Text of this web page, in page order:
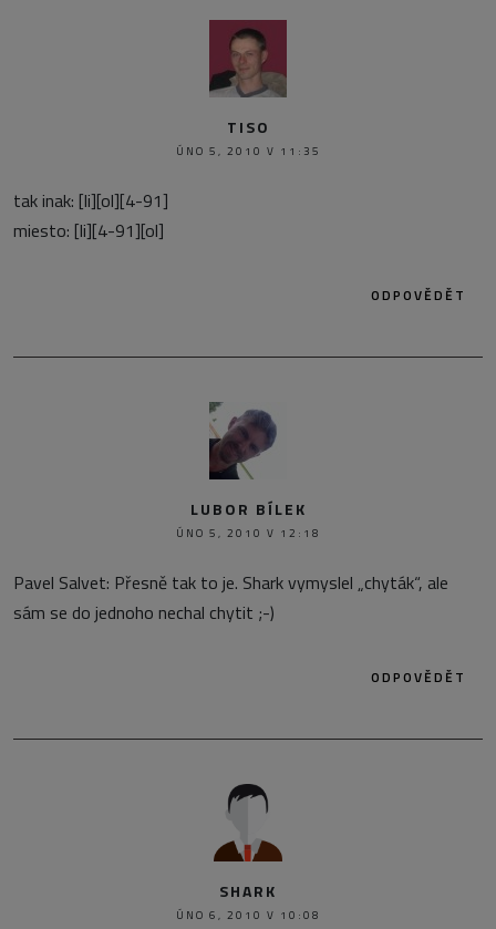
TISO
ÚNO 5, 2010 V 11:35
tak inak: [li][ol][4-91]
miesto: [li][4-91][ol]
ODPOVĚDĚT
LUBOR BÍLEK
ÚNO 5, 2010 V 12:18
Pavel Salvet: Přesně tak to je. Shark vymyslel „chyták“, ale
sám se do jednoho nechal chytit ;-)
ODPOVĚDĚT
SHARK
ÚNO 6, 2010 V 10:08